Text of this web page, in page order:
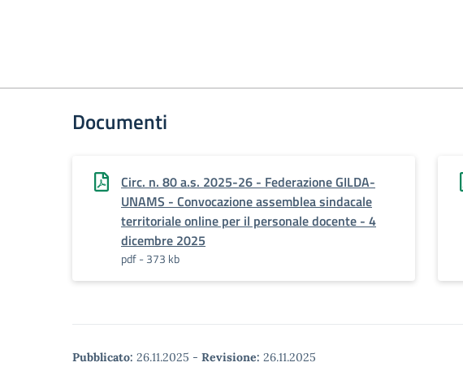
Documenti
Circ. n. 80 a.s. 2025-26 - Federazione GILDA-
UNAMS - Convocazione assemblea sindacale
territoriale online per il personale docente - 4
dicembre 2025
pdf - 373 kb
Pubblicato: 26.11.2025 - Revisione: 26.11.2025